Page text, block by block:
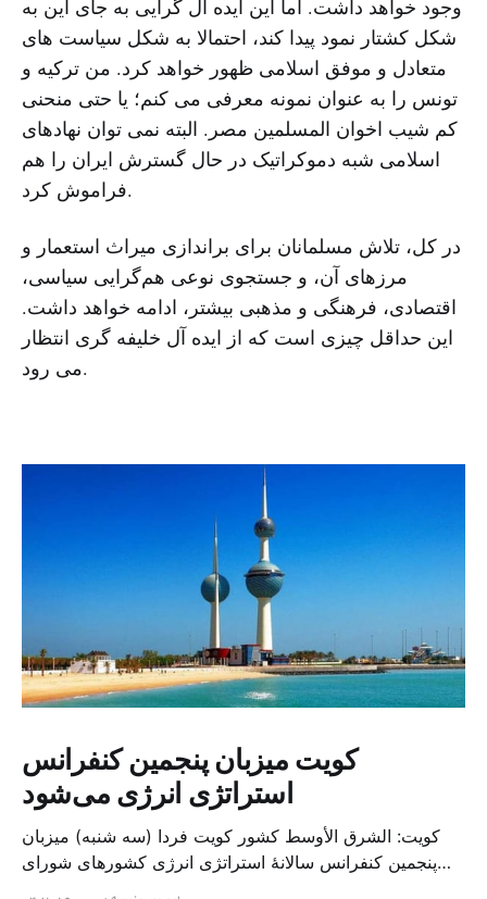
وجود خواهد داشت. اما این ایده آل گرایی به جای این به
شکل کشتار نمود پیدا کند، احتمالا به شکل سیاست های
متعادل و موفق اسلامی ظهور خواهد کرد. من ترکیه و
تونس را به عنوان نمونه معرفی می کنم؛ یا حتی منحنی
کم شیب اخوان المسلمین مصر. البته نمی توان نهادهای
اسلامی شبه دموکراتیک در حال گسترش ایران را هم
فراموش کرد.
در کل، تلاش مسلمانان برای براندازی میراث استعمار و
مرزهای آن، و جستجوی نوعی هم‌گرایی سیاسی،
اقتصادی، فرهنگی و مذهبی بیشتر، ادامه خواهد داشت.
این حداقل چیزی است که از ایده آل خلیفه گری انتظار
می رود.
کویت میزبان پنجمین کنفرانس
استراتژی انرژی می‌شود
کویت: الشرق الأوسط کشور کویت فردا (سه شنبه) میزبان
پنجمین کنفرانس سالانهٔ استراتژی انرژی کشورهای شورای